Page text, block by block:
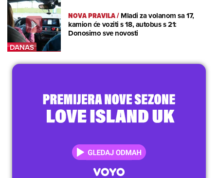
NOVA PRAVILA/Mladi za volanom sa 17,
kamion će voziti s 18, autobus s 21:
Donosimo sve novosti